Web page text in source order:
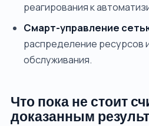
реагирования к
Смарт-управление
распределение ресурсов
обслуживания.
Что пока не стоит
доказанным